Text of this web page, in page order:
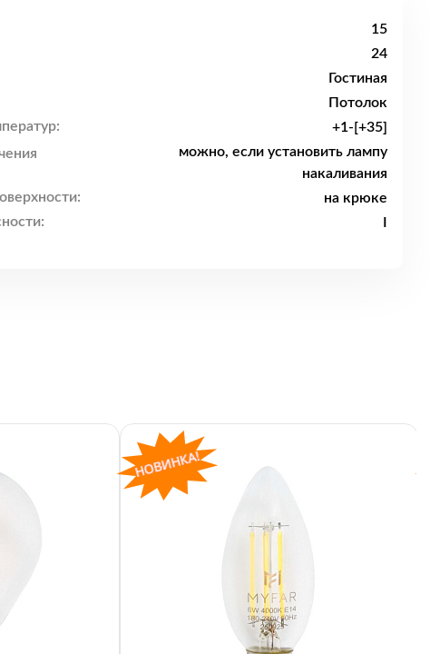
15
24
Гостиная
Потолок
+1-[+35]
можно, если установить лампу
накаливания
на крюке
I